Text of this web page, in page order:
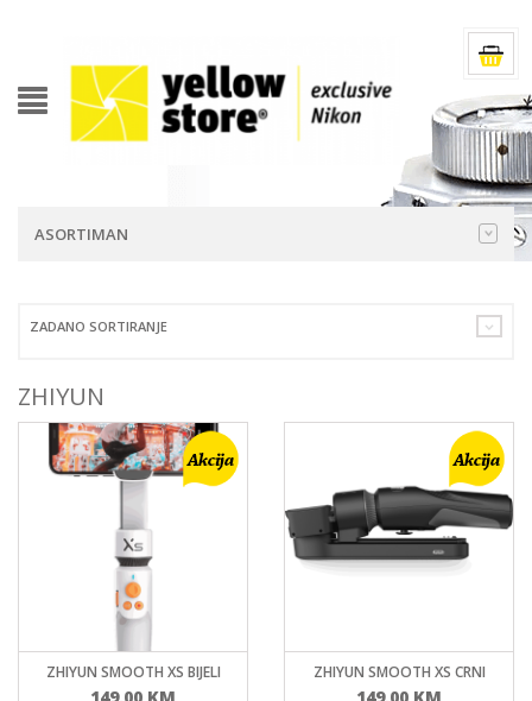
ASORTIMAN
ZADANO SORTIRANJE
ZHIYUN
ZHIYUN SMOOTH XS BIJELI ZHIYUN SMOOTH XS CRNI